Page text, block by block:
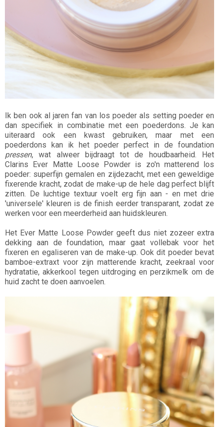
Ik ben ook al jaren fan van los poeder als setting poeder en
dan specifiek in combinatie met een poederdons. Je kan
uiteraard ook een kwast gebruiken, maar met een
poederdons kan ik het poeder perfect in de foundation
pressen, wat alweer bijdraagt tot de houdbaarheid. Het
Clarins Ever Matte Loose Powder is zo'n matterend los
poeder: superfijn gemalen en zijdezacht, met een geweldige
fixerende kracht, zodat de make-up de hele dag perfect blijft
zitten. De luchtige textuur voelt erg fijn aan - en met drie
'universele' kleuren is de finish eerder transparant, zodat ze
werken voor een meerderheid aan huidskleuren.
Het Ever Matte Loose Powder geeft dus niet zozeer extra
dekking aan de foundation, maar gaat vollebak voor het
fixeren en egaliseren van de make-up. Ook dit poeder bevat
bamboe-extraxt voor zijn matterende kracht, zeekraal voor
hydratatie, akkerkool tegen uitdroging en perzikmelk om de
huid zacht te doen aanvoelen.